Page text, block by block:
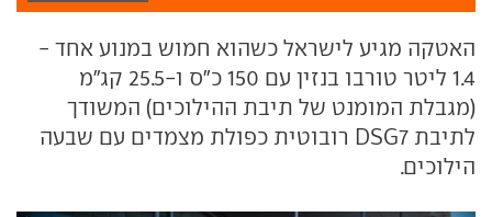
האטקה מגיע לישראל כשהוא חמוש במנוע אחד -
1.4 ליטר טורבו בנזין עם 150 כ"ס ו-25.5 קג"מ
(מגבלת המומנט של תיבת ההילוכים) המשודך
לתיבת DSG7 רובוטית כפולת מצמדים עם שבעה
הילוכים.